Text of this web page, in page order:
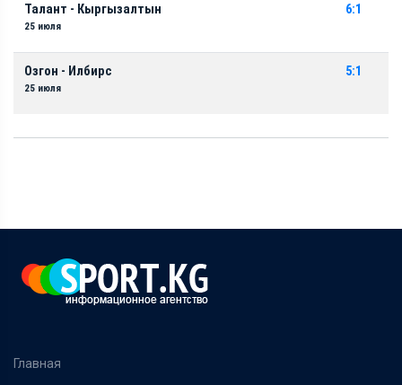
Талант - Кыргызалтын
25 июля
6:1
Озгон - Илбирс
25 июля
5:1
Главная